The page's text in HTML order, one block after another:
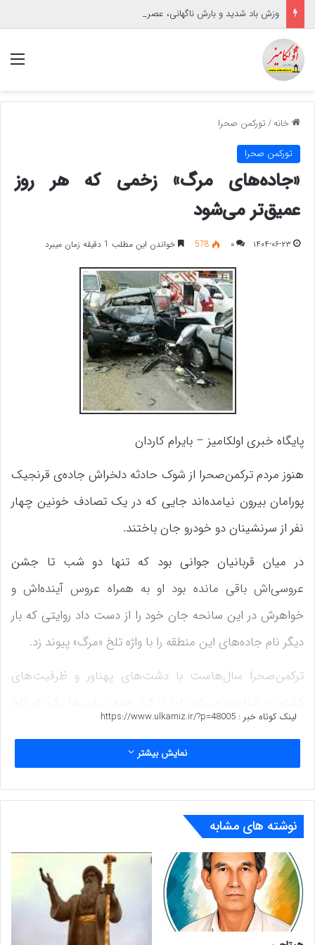
خانه/تورکمن صحرا
تورکمن صحرا
«جاده‌های مرگ» زخمی که هر روز
عمیق‌تر می‌شود
۱۴۰۴-۰۶-۲۳ ۰ 578 خواندن این مطلب 1 دقیقه زمان میبرد
پایگاه خبری اولکامیز – بایرام کاردان
هنوز مردم ترکمن‌صحرا از شوک حادثه دلخراش جاده‌ی قرنجیک
پورامان بیرون نیامده‌اند جایی که در یک تصادف خونین چهار
نفر از سرنشینان دو خودرو جان باختند.
در میان قربانیان جوانی بود که تنها دو شب تا جشن
عروسی‌اش باقی مانده بود او به همراه عروس آینده‌اش و
خواهرش در این سانحه جان خود را از دست داد روایتی که بار
دیگر نام جاده‌های این منطقه را با واژه تلخ «مرگ» پیوند زد.
ترکمن‌صحرا سال‌هاست با دشت‌های پهناور و ظرفیت‌های
مسیر توسعه باشندامروز به یکی از مهم‌ترین عوامل مرگ‌ومیر در
طبق قانون ایمنی راه‌ها و راه‌آهن و همچنین برنامه‌های توسعه
کشور دولت موظف به احداث نگهداری و بهسازی جاده‌ها در
سطح استانداردهای ایمنی است اصلاح نقاط حادثه‌خیز
تعریض و خط‌کشی جاده‌ها نصب علائم هشداردهنده و ایجاد
روشنایی از جمله وظایف قانونی دولت به شمار می‌رود.
لینک کوتاه خبر : https://www.ulkamiz.ir/?p=48005
نمایش بیشتر
نوشته های مشابه